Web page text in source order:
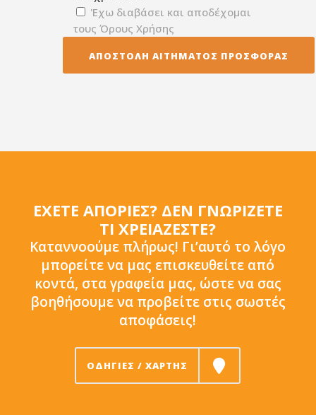
'Εχω διαβάσει και αποδέχομαι
τους Όρους Χρήσης
EXETE ΑΠΟΡΙΕΣ? ΔΕΝ ΓΝΩΡΙΖΕΤΕ
ΤΙ ΧΡΕΙΑΖΕΣΤΕ?
Καταννοούμε πλήρως! Γι’αυτό το λόγο
μπορείτε να μας επισκευθείτε από
κοντά, στα γραφεία μας, ώστε να σας
βοηθήσουμε να προβείτε στις σωστές
αποφάσεις!
ΟΔΗΓΙΕΣ / ΧΑΡΤΗΣ